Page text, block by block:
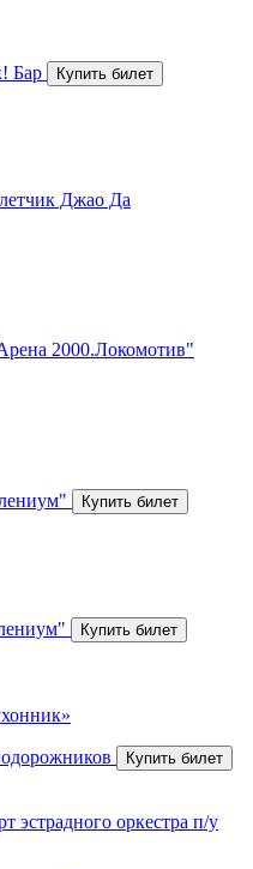
Бар
Джао Да
2000.Локомотив"
эстрадного оркестра п/у